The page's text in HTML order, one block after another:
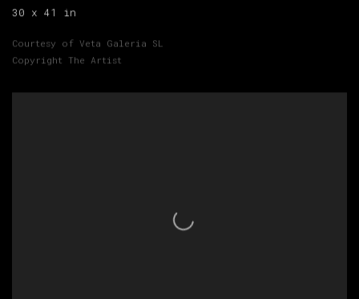
30 x 41 in
Courtesy of Veta Galeria SL
Copyright The Artist